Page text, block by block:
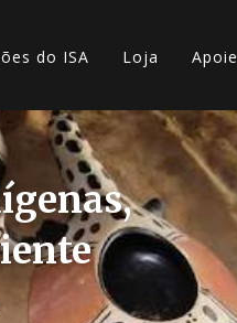
do ISA Loja Apoie